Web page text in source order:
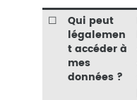
☐
Qui peut
légalemen
t accéder à
mes
données ?